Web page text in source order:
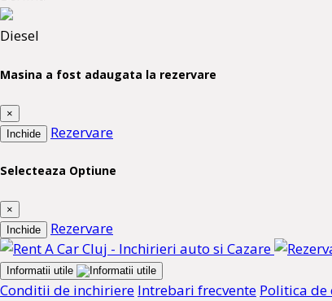
Diesel
Masina a fost adaugata la rezervare
×
Inchide
Rezervare
Selecteaza Optiune
×
Inchide
Rezervare
Informatii utile
Conditii de inchiriere Intrebari frecvente Politica de